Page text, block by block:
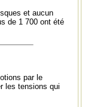
et aucun
de 1 700 ont été
par le
les tensions qui